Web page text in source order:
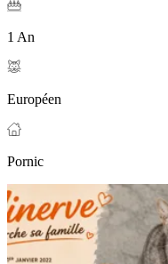
1 An
Européen
Pornic